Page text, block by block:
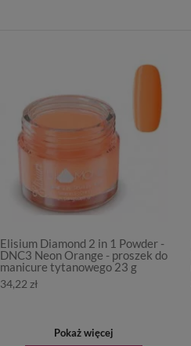
Elisium Diamond 2 in 1 Powder -
DNC3 Neon Orange - proszek do
manicure tytanowego 23 g
34,22 zł
Pokaż więcej